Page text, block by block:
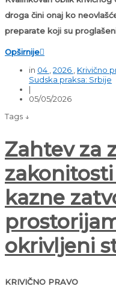
droga čini onaj ko
preparate koji su
Opširnije
in 04 2026 Krivično
Sudska praksa: Srbije
|
05/05/2026
Tags ↓
Zahtev za
kazne
okrivljeni
KRIVIČNO PRAVO